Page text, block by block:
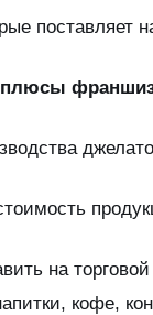
плюсы
на
кофе,